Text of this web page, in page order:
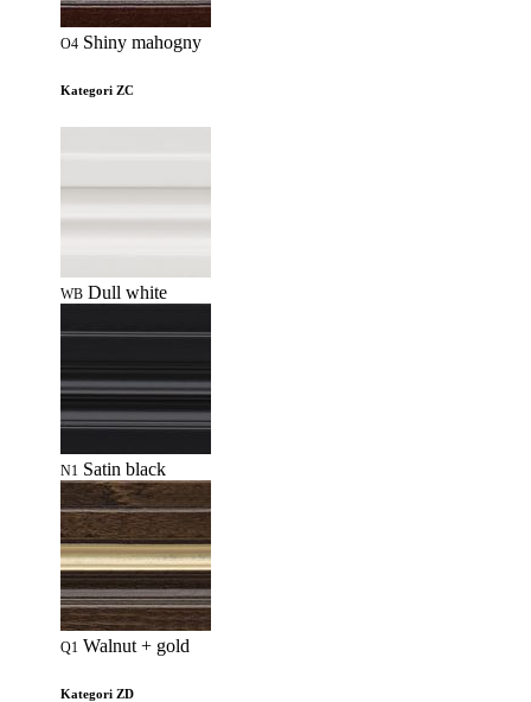
O4 Shiny mahogny
Kategori ZC
WB Dull white
N1 Satin black
Q1 Walnut + gold
Kategori ZD